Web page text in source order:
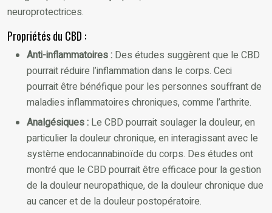
neuroprotectrices.
Propriétés du CBD :
Anti-inflammatoires : Des études suggèrent que le CBD
pourrait réduire l’inflammation dans le corps. Ceci
pourrait être bénéfique pour les personnes souffrant de
maladies inflammatoires chroniques, comme l’arthrite.
Analgésiques : Le CBD pourrait soulager la douleur, en
particulier la douleur chronique, en interagissant avec le
système endocannabinoïde du corps. Des études ont
montré que le CBD pourrait être efficace pour la gestion
de la douleur neuropathique, de la douleur chronique due
au cancer et de la douleur postopératoire.